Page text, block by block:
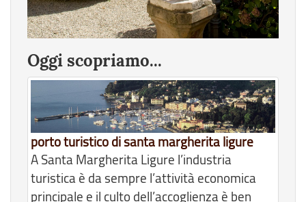
Oggi scopriamo...
porto turistico di santa margherita ligure
A Santa Margherita Ligure l’industria
turistica è da sempre l’attività economica
principale e il culto dell’accoglienza è ben